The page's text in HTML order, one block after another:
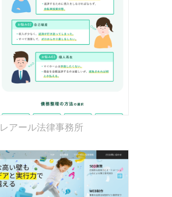
レアール法律事務所